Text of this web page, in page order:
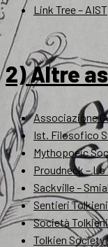
Link Tree – AIST
2) Altre
Associazione
Ist. Filosofico
Mythopoeic
Proudneck –
Sackville –
Sentieri
Società
Tolkien Society